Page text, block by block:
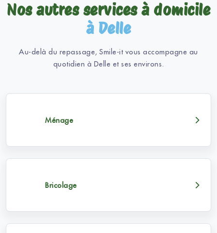
Nos autres services à domicile
à Delle
Au-delà du repassage, Smile-it vous accompagne au
quotidien à Delle et ses environs.
Ménage
Bricolage